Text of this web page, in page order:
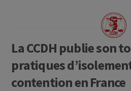
La CCDH publie son
pratiques
contention en France